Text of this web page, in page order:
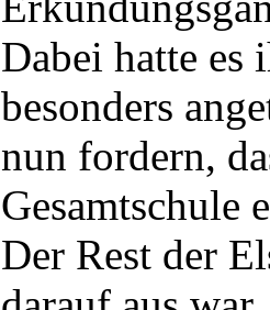
Dabei hatte es
besonders
nun fordern,
Gesamtschule
Der Rest der